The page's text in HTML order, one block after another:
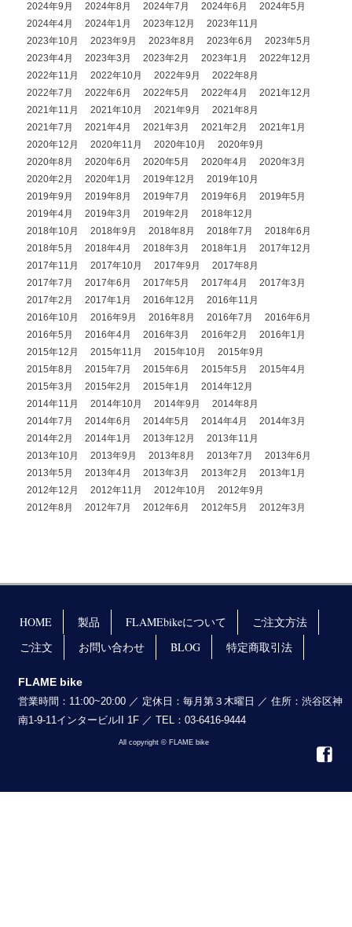
2024年9月
2024年8月 2024年7月 2024年6月
2024年5月
2024年4月
2024年1月 2023年12月
2023年11月
2023年10月
2023年9月 2023年8月 2023年6月
2023年5月
2023年4月
2023年3月 2023年2月 2023年1月
2022年12月
2022年11月
2022年10月 2022年9月
2022年8月
2022年7月
2022年6月 2022年5月 2022年4月
2021年12月
2021年11月
2021年10月 2021年9月
2021年8月
2021年7月
2021年4月 2021年3月 2021年2月
2021年1月
2020年12月
2020年11月 2020年10月
2020年9月
2020年8月
2020年6月 2020年5月 2020年4月
2020年3月
2020年2月
2020年1月 2019年12月
2019年10月
2019年9月
2019年8月 2019年7月 2019年6月
2019年5月
2019年4月
2019年3月 2019年2月
2018年12月
2018年10月
2018年9月 2018年8月 2018年7月
2018年6月
2018年5月
2018年4月 2018年3月 2018年1月
2017年12月
2017年11月
2017年10月 2017年9月
2017年8月
2017年7月
2017年6月 2017年5月 2017年4月
2017年3月
2017年2月
2017年1月 2016年12月
2016年11月
2016年10月
2016年9月 2016年8月 2016年7月
2016年6月
2016年5月
2016年4月 2016年3月 2016年2月
2016年1月
2015年12月
2015年11月 2015年10月
2015年9月
2015年8月
2015年7月 2015年6月 2015年5月
2015年4月
2015年3月
2015年2月 2015年1月
2014年12月
2014年11月
2014年10月 2014年9月
2014年8月
2014年7月
2014年6月 2014年5月 2014年4月
2014年3月
2014年2月
2014年1月 2013年12月
2013年11月
2013年10月
2013年9月 2013年8月 2013年7月
2013年6月
2013年5月
2013年4月 2013年3月 2013年2月
2013年1月
2012年12月
2012年11月 2012年10月
2012年9月
2012年8月
2012年7月 2012年6月 2012年5月 2012年3月
HOME 製品 FLAMEbikeについて
ご注文方法
ご注文
お問い合わせ BLOG 特定商取引法
FLAME bike
営業時間：11:00~20:00 ／ 定休日：毎月第３木曜日 ／ 住所：渋谷区神
南1-9-11インタービルII 1F ／ TEL：03-6416-9444
All copyright © FLAME bike